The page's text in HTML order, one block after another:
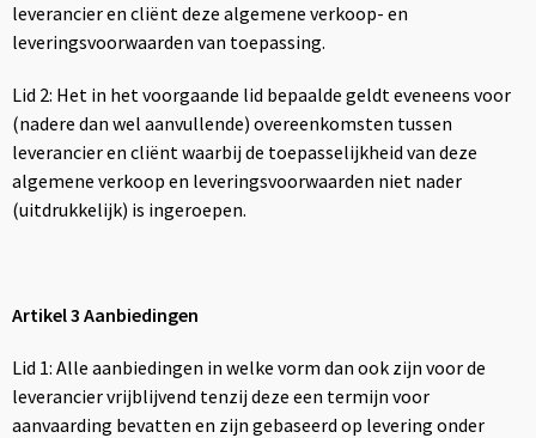
Toilettassen
Autotassen
Reistassensets
Draagtassen
Waterbestendige tassen
leverancier en cliënt deze algemene verkoop- en
leveringsvoorwaarden van toepassing.
Lid 2: Het in het voorgaande lid bepaalde geldt eveneens voor
(nadere dan wel aanvullende) overeenkomsten tussen
leverancier en cliënt waarbij de toepasselijkheid van deze
algemene verkoop en leveringsvoorwaarden niet nader
(uitdrukkelijk) is ingeroepen.
Artikel 3 Aanbiedingen
Lid 1: Alle aanbiedingen in welke vorm dan ook zijn voor de
leverancier vrijblijvend tenzij deze een termijn voor
aanvaarding bevatten en zijn gebaseerd op levering onder